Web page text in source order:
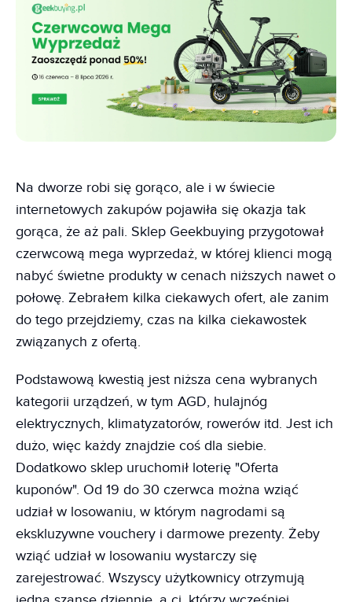
Na dworze robi się gorąco, ale i w świecie
internetowych zakupów pojawiła się okazja tak
gorąca, że aż pali. Sklep Geekbuying przygotował
czerwcową mega wyprzedaż, w której klienci mogą
nabyć świetne produkty w cenach niższych nawet o
połowę. Zebrałem kilka ciekawych ofert, ale zanim
do tego przejdziemy, czas na kilka ciekawostek
związanych z ofertą.
Podstawową kwestią jest niższa cena wybranych
kategorii urządzeń, w tym AGD, hulajnóg
elektrycznych, klimatyzatorów, rowerów itd. Jest ich
dużo, więc każdy znajdzie coś dla siebie.
Dodatkowo sklep uruchomił loterię "Oferta
kuponów". Od 19 do 30 czerwca można wziąć
udział w losowaniu, w którym nagrodami są
ekskluzywne vouchery i darmowe prezenty. Żeby
wziąć udział w losowaniu wystarczy się
zarejestrować. Wszyscy użytkownicy otrzymują